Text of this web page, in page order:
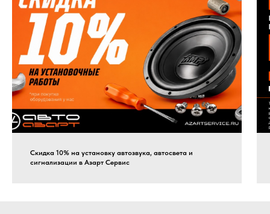
Скидка 10% на установку автозвука, автосвета и
сигнализации в Азарт Сервис